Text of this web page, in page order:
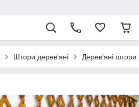
Штори дерев'яні Дерев’яні